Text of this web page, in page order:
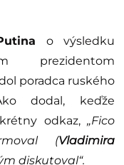
o výsledku
prezidentom
poradca ruského
dodal, keďže
odkaz,„Fico
(Vladimira
diskutoval“.